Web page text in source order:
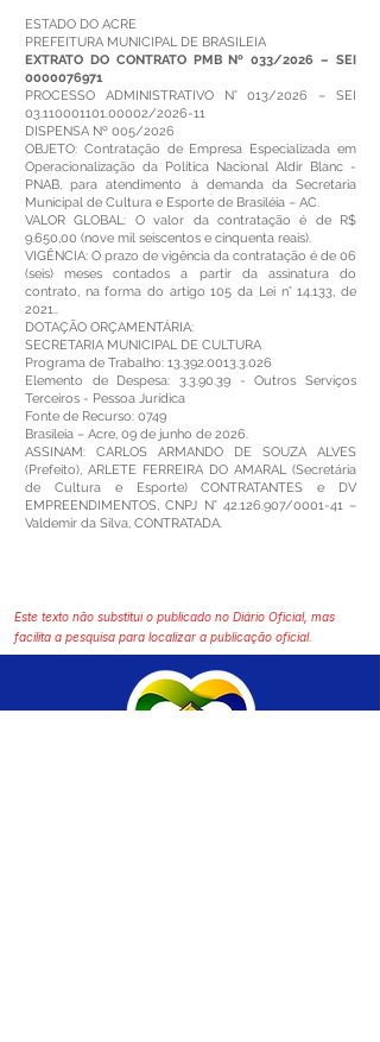
ESTADO DO ACRE
PREFEITURA MUNICIPAL DE BRASILEIA
EXTRATO DO CONTRATO PMB Nº 033/2026 – SEI
0000076971
PROCESSO ADMINISTRATIVO N° 013/2026 – SEI
03.110001101.00002/2026-11
DISPENSA Nº 005/2026
OBJETO: Contratação de Empresa Especializada em
Operacionalização da Política Nacional Aldir Blanc -
PNAB, para atendimento à demanda da Secretaria
Municipal de Cultura e Esporte de Brasiléia – AC.
VALOR GLOBAL: O valor da contratação é de R$
9.650,00 (nove mil seiscentos e cinquenta reais).
VIGÊNCIA: O prazo de vigência da contratação é de 06
(seis) meses contados a partir da assinatura do
contrato, na forma do artigo 105 da Lei n° 14.133, de
2021..
DOTAÇÃO ORÇAMENTÁRIA:
SECRETARIA MUNICIPAL DE CULTURA
Programa de Trabalho: 13.392.0013.3.026
Elemento de Despesa: 3.3.90.39 - Outros Serviços
Terceiros - Pessoa Jurídica
Fonte de Recurso: 0749
Brasileia – Acre, 09 de junho de 2026.
ASSINAM: CARLOS ARMANDO DE SOUZA ALVES
(Prefeito), ARLETE FERREIRA DO AMARAL (Secretária
de Cultura e Esporte) CONTRATANTES e DV
EMPREENDIMENTOS, CNPJ N° 42.126.907/0001-41 –
Valdemir da Silva, CONTRATADA.
Este texto não substitui o publicado no Diário Oficial, mas
facilita a pesquisa para localizar a publicação oficial.